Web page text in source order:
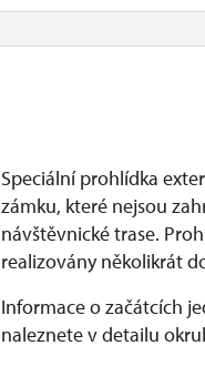
Speciální prohlídka
zámku, které nejsou
návštěvnické trase.
realizovány několikrát
Informace o začátcích
naleznete v detailu